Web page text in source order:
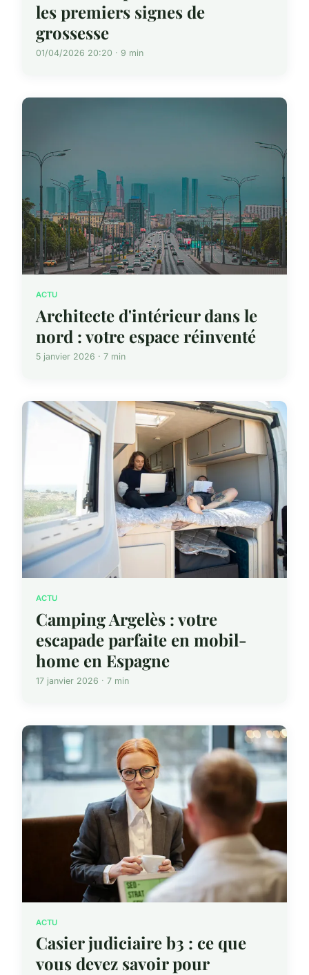
les premiers signes de
grossesse
01/04/2026 20:20 · 9 min
ACTU
Architecte d'intérieur dans le
nord : votre espace réinventé
5 janvier 2026 · 7 min
ACTU
Camping Argelès : votre
escapade parfaite en mobil-
home en Espagne
17 janvier 2026 · 7 min
ACTU
Casier judiciaire b3 : ce que
vous devez savoir pour